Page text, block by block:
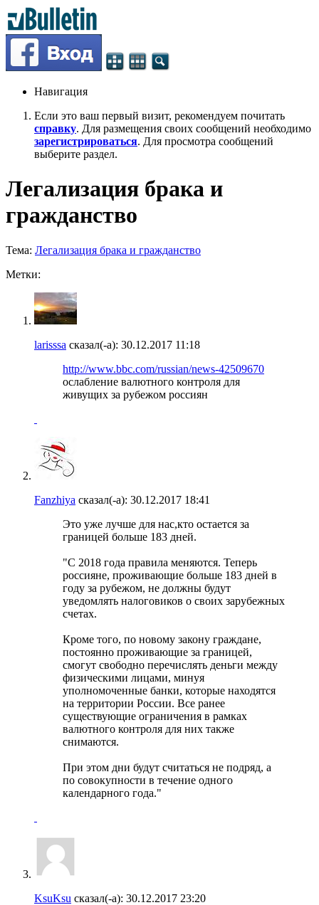
Навигация
Если это ваш первый визит, рекомендуем почитать
справку. Для размещения своих сообщений необходимо
зарегистрироваться. Для просмотра сообщений
выберите раздел.
Легализация брака и
гражданство
Тема: Легализация брака и гражданство
Метки:
larisssa сказал(-а): 30.12.2017 11:18
http://www.bbc.com/russian/news-42509670
ослабление валютного контроля для
живущих за рубежом россиян
Fanzhiya сказал(-а): 30.12.2017 18:41
Это уже лучше для нас,кто остается за
границей больше 183 дней.
"С 2018 года правила меняются. Теперь
россияне, проживающие больше 183 дней в
году за рубежом, не должны будут
уведомлять налоговиков о своих зарубежных
счетах.
Кроме того, по новому закону граждане,
постоянно проживающие за границей,
смогут свободно перечислять деньги между
физическими лицами, минуя
уполномоченные банки, которые находятся
на территории России. Все ранее
существующие ограничения в рамках
валютного контроля для них также
снимаются.
При этом дни будут считаться не подряд, а
по совокупности в течение одного
календарного года."
KsuKsu сказал(-а): 30.12.2017 23:20